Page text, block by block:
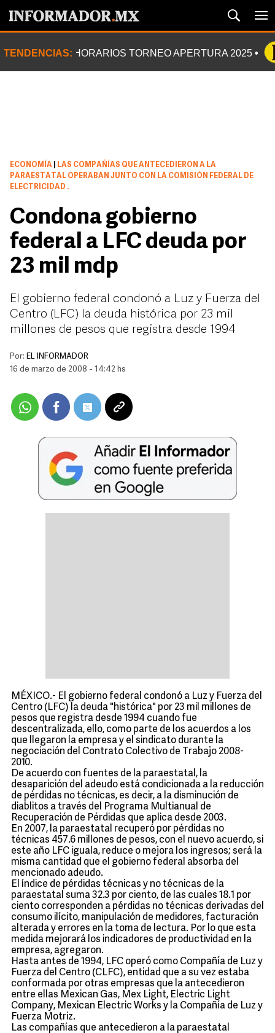
TENDENCIAS: HORARIOS TORNEO APERTURA 2025
ECONOMÍA
LAS COMPAÑÍAS QUE ANTECEDIERON A LA
PARAESTATAL OPERABAN JUNTO CON LA COMISIÓN FEDERAL DE
ELECTRICIDAD .
Condona gobierno
federal a LFC deuda por
23 mil mdp
El gobierno federal condonó a Luz y Fuerza del
Centro (LFC) la deuda histórica por 23 mil
millones de pesos que registra desde 1994
Por: EL INFORMADOR
16 de marzo de 2008 - 14:42 hs
MÉXICO.- El gobierno federal condonó a Luz y Fuerza del
Centro (LFC) la deuda "histórica" por 23 mil millones de
pesos que registra desde 1994 cuando fue
descentralizada, ello, como parte de los acuerdos a los
que llegaron la empresa y el sindicato durante la
negociación del Contrato Colectivo de Trabajo 2008-
2010.
De acuerdo con fuentes de la paraestatal, la
desaparición del adeudo está condicionada a la reducción
de pérdidas no técnicas, es decir, a la disminución de
diablitos a través del Programa Multianual de
Recuperación de Pérdidas que aplica desde 2003.
En 2007, la paraestatal recuperó por pérdidas no
técnicas 457.6 millones de pesos, con el nuevo acuerdo, si
este año LFC iguala, reduce o mejora los ingresos; será la
misma cantidad que el gobierno federal absorba del
mencionado adeudo.
El índice de pérdidas técnicas y no técnicas de la
paraestatal suma 32.3 por ciento, de las cuales 18.1 por
ciento corresponden a pérdidas no técnicas derivadas del
consumo ilícito, manipulación de medidores, facturación
alterada y errores en la toma de lectura. Por lo que esta
medida mejorará los indicadores de productividad en la
empresa, agregaron.
Hasta antes de 1994, LFC operó como Compañía de Luz y
Fuerza del Centro (CLFC), entidad que a su vez estaba
conformada por otras empresas que la antecedieron
entre ellas Mexican Gas, Mex Light, Electric Light
Company, Mexican Electric Works y la Compañía de Luz y
Fuerza Motriz.
Las compañías que antecedieron a la paraestatal